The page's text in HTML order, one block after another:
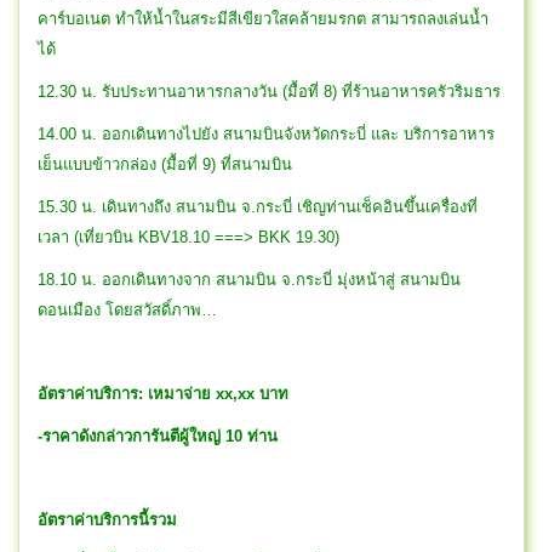
คาร์บอเนต ทำให้น้ำในสระมีสีเขียวใสคล้ายมรกต สามารถลงเล่นน้ำ
ได้
12.30 น. รับประทานอาหารกลางวัน (มื้อที่ 8) ที่ร้านอาหารครัวริมธาร
14.00 น. ออกเดินทางไปยัง สนามบินจังหวัดกระบี่ และ บริการอาหาร
เย็นแบบข้าวกล่อง (มื้อที่ 9) ที่สนามบิน
15.30 น. เดินทางถึง สนามบิน จ.กระบี่ เชิญท่านเช็คอินขึ้นเครื่องที่
เวลา (เที่ยวบิน KBV18.10 ===> BKK 19.30)
18.10 น. ออกเดินทางจาก สนามบิน จ.กระบี่ มุ่งหน้าสู่ สนามบิน
ดอนเมือง โดยสวัสดิ์ภาพ…
อัตราค่าบริการ: เหมาจ่าย xx,xx บาท
-ราคาดังกล่าวการันตีผู้ใหญ่ 10 ท่าน
อัตราค่าบริการนี้รวม